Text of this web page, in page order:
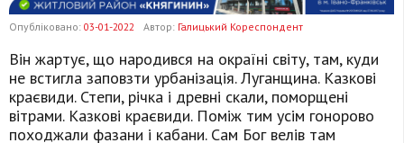
Опубліковано: 03-01-2022 Автор: Галицький Кореспондент
Він жартує, що народився на окраїні світу, там, куди
не встигла заповзти урбанізація. Луганщина. Казкові
краєвиди. Степи, річка і древні скали, поморщені
вітрами. Казкові краєвиди. Поміж тим усім гонорово
походжали фазани і кабани. Сам Бог велів там